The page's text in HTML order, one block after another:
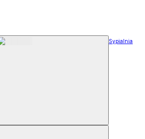
Sypialnia